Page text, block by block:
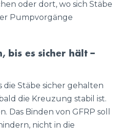
oder dort, wo sich Stäbe
Pumpvorgänge
bis es sicher hält –
die Stäbe sicher gehalten
die Kreuzung stabil ist.
Das Binden von GFRP soll
nicht in die